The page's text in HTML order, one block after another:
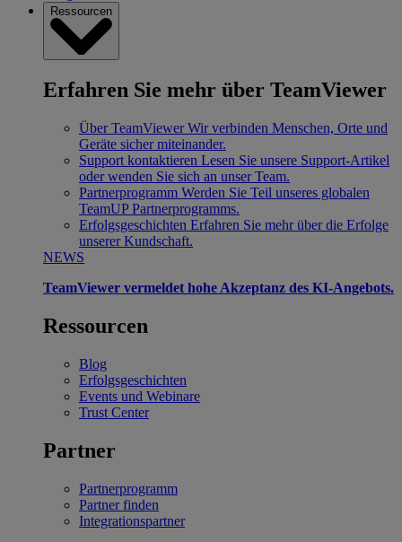
Ressourcen
Erfahren Sie mehr über TeamViewer
Über TeamViewer Wir verbinden Menschen, Orte und
Geräte sicher miteinander.
Support kontaktieren Lesen Sie unsere Support-Artikel
oder wenden Sie sich an unser Team.
Partnerprogramm Werden Sie Teil unseres globalen
TeamUP Partnerprogramms.
Erfolgsgeschichten Erfahren Sie mehr über die Erfolge
unserer Kundschaft.
NEWS
TeamViewer vermeldet hohe Akzeptanz des KI-Angebots.
Ressourcen
Blog
Erfolgsgeschichten
Events und Webinare
Trust Center
Partner
Partnerprogramm
Partner finden
Integrationspartner